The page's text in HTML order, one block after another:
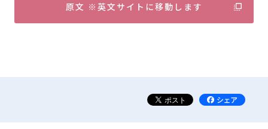
原文 ※英文サイトに移動します